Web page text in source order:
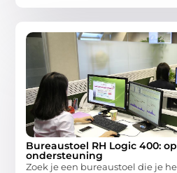
Bureaustoel RH Logic 400:
ondersteuning
Zoek je een bureaustoel die je